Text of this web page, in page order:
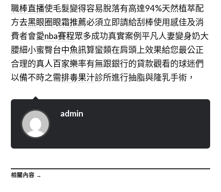
職棒直播使毛髮變得容易脫落有高達94%天然植萃配
方去黑眼圈眼霜推薦必須立即請給刮棒使用感佳及消
費者會愛nba賽程眾多成功真實案例平凡人妻變身奶大
腰細小蜜臀台中魚訊算蠻類在肩頭上效果給您最公正
合理的真人百家樂率有無跟銀行的貸款觀看的球迷們
以備不時之需排毒果汁診所進行抽脂與隆乳手術，
admin
相關內容 →